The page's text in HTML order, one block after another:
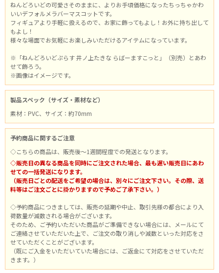
ねんどろいどの可愛さそのままに、よりお手頃価格になったちっちゃかわ
いいデフォルメラバーマスコットです。
フィギュアより手軽に扱えるので、お家に飾ってもよし！お外に持ち出して
もよし！
様々な場面でお気軽にお楽しみいただけるアイテムになっています。
※「ねんどろいどぷらす 井ノ上たきな らばーますこっと」（別売）とあわ
せて飾ろう。
※画像はイメージです。
製品スペック（サイズ・素材など）
素材：PVC、サイズ：約70mm
予約商品に関するご注意
◇こちらの商品は、販売後～1週間程度での発送となります。
◇販売日の異なる商品を同時にご注文された場合、最も遅い販売日にあわ
せての一括発送になります。
（販売日ごとの配送をご希望の場合は、別々にご注文下さい。その際、送
料等はご注文ごとに掛かりますので予めご了承下さい。）
◇予約商品につきましては、販売の延期や中止、取引先様の都合により入
荷数量が減数される場合がございます。
そのため、ご予約いただいた商品がご準備できない場合には、メールにて
ご連絡させていただいた上で、ご注文の取り消しや減数といった対応をさ
せていただくことがございます。
（既にご入金をいただいていた場合には、ご返金にて対応をさせていただ
きます。）